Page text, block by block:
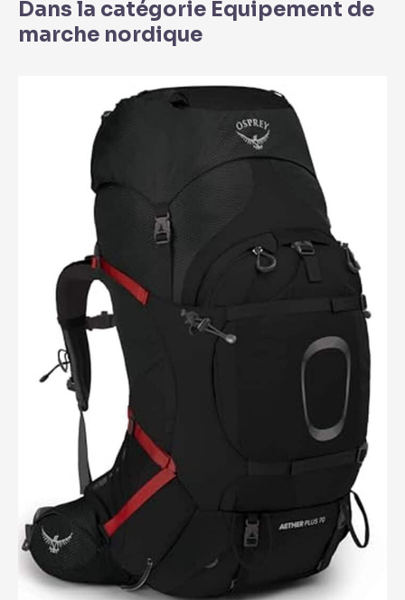
Dans la catégorie Équipement de
marche nordique